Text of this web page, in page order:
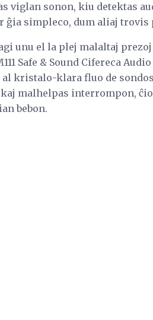
viglan sonon, kiu detektas
ĝia simpleco, dum aliaj
unu el la plej malaltaj
Safe & Sound Cifereca
kristalo-klara fluo de
malhelpas interrompon,
bebon.